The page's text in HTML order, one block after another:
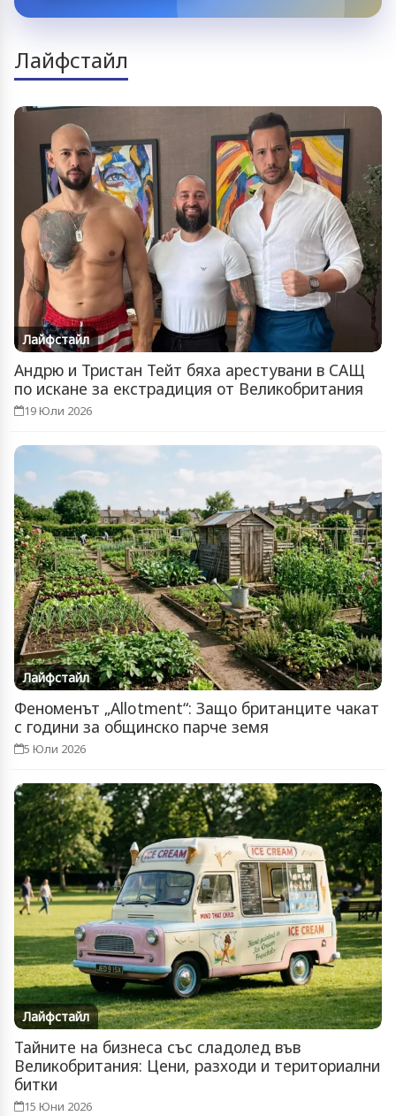
Лайфстайл
Лайфстайл
Андрю и Тристан Тейт бяха арестувани в САЩ
по искане за екстрадиция от Великобритания
19 Юли 2026
Лайфстайл
Феноменът „Allotment“: Защо британците чакат
с години за общинско парче земя
5 Юли 2026
Лайфстайл
Тайните на бизнеса със сладолед във
Великобритания: Цени, разходи и териториални
битки
15 Юни 2026